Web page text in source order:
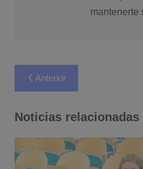
mantenerte
Navegación
de
entradas
Anterior
Noticias relacionadas